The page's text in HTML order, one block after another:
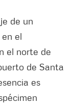
de un
el
el norte de
de Santa
es